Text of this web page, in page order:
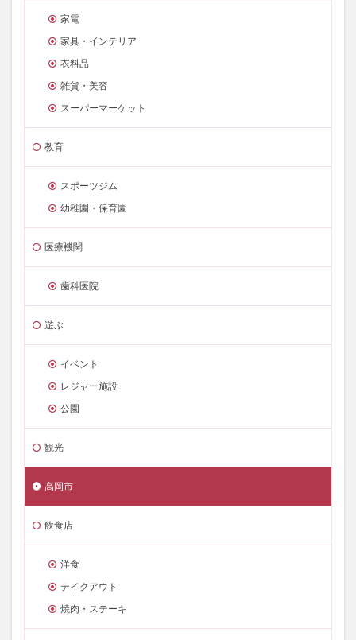
家電
家具・インテリア
衣料品
雑貨・美容
スーパーマーケット
教育
スポーツジム
幼稚園・保育園
医療機関
歯科医院
遊ぶ
イベント
レジャー施設
公園
観光
高岡市
飲食店
洋食
テイクアウト
焼肉・ステーキ